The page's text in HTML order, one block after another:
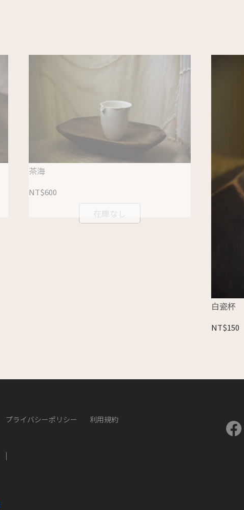
茶海
NT$600
在庫なし
白瓷杯
NT$150
プライバシーポリシー 利用規約